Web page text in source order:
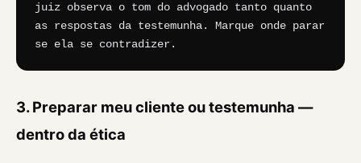
juiz observa o tom do advogado tanto quanto
as respostas da testemunha. Marque onde parar
se ela se contradizer.
3. Preparar meu cliente ou testemunha —
dentro da ética